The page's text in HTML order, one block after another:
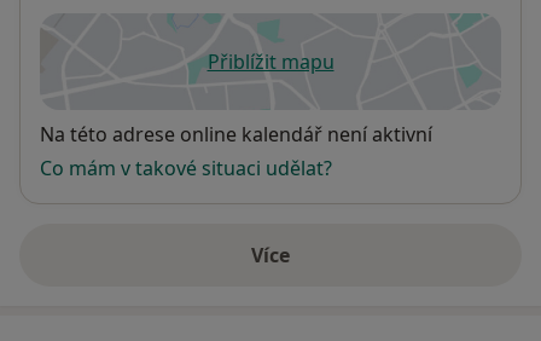
Přiblížit mapuse otevře v nové záložce
Dostupnost
Na této adrese online kalendář není aktivní
Co mám v takové situaci udělat?
Víceo adrese